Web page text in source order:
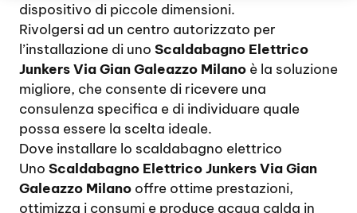
dispositivo di piccole dimensioni.
Rivolgersi ad un centro autorizzato per
l’installazione di uno Scaldabagno Elettrico
Junkers Via Gian Galeazzo Milano è la soluzione
migliore, che consente di ricevere una
consulenza specifica e di individuare quale
possa essere la scelta ideale.
Dove installare lo scaldabagno elettrico
Uno Scaldabagno Elettrico Junkers Via Gian
Galeazzo Milano offre ottime prestazioni,
ottimizza i consumi e produce acqua calda in